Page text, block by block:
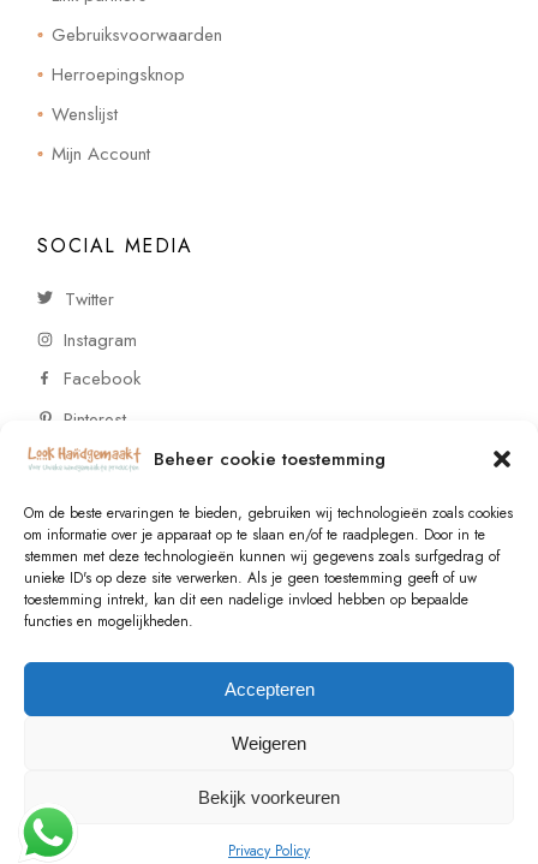
Beheer cookie toestemming
Om de beste ervaringen te bieden, gebruiken wij technologieën zoals cookies
om informatie over je apparaat op te slaan en/of te raadplegen. Door in te
stemmen met deze technologieën kunnen wij gegevens zoals surfgedrag of
unieke ID's op deze site verwerken. Als je geen toestemming geeft of uw
toestemming intrekt, kan dit een nadelige invloed hebben op bepaalde
functies en mogelijkheden.
Accepteren
Weigeren
Bekijk voorkeuren
Privacy Policy
Gebruiksvoorwaarden
Herroepingsknop
Wenslijst
Mijn Account
SOCIAL MEDIA
Twitter
Instagram
Facebook
Pinterest
CONTACT
Vragen of wensen? Neem contact op!
+31 (0)6 229 021 29
© 2023 , All Rights Reserved